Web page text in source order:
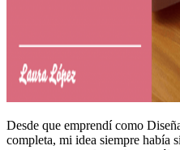
Desde que emprendí como
completa, mi idea siempre había